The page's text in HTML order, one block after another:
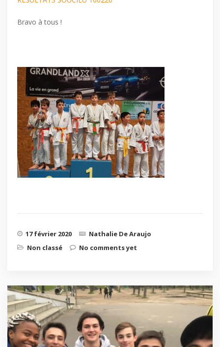
Bravo à tous !
17 février 2020
Nathalie De Araujo
Non classé
No comments yet